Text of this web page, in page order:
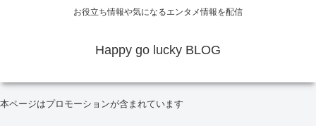
お役立ち情報や気になるエンタメ情報を配信
Happy go lucky BLOG
本ページはプロモーションが含まれています